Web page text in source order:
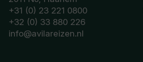
+31 (0) 23 221 0800
+32 (0) 33 880 226
info@avilareizen.nl